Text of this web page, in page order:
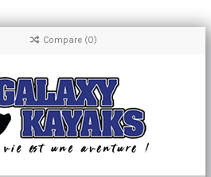
Compare (0)